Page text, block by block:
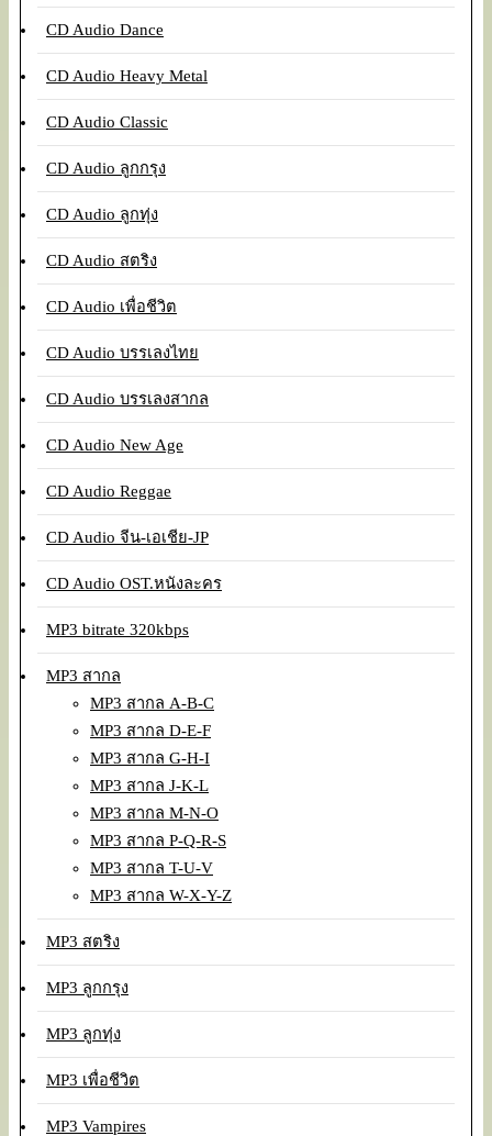
CD Audio Dance
CD Audio Heavy Metal
CD Audio Classic
CD Audio ลูกกรุง
CD Audio ลูกทุ่ง
CD Audio สตริง
CD Audio เพื่อชีวิต
CD Audio บรรเลงไทย
CD Audio บรรเลงสากล
CD Audio New Age
CD Audio Reggae
CD Audio จีน-เอเชีย-JP
CD Audio OST.หนังละคร
MP3 bitrate 320kbps
MP3 สากล
MP3 สากล A-B-C
MP3 สากล D-E-F
MP3 สากล G-H-I
MP3 สากล J-K-L
MP3 สากล M-N-O
MP3 สากล P-Q-R-S
MP3 สากล T-U-V
MP3 สากล W-X-Y-Z
MP3 สตริง
MP3 ลูกกรุง
MP3 ลูกทุ่ง
MP3 เพื่อชีวิต
MP3 Vampires